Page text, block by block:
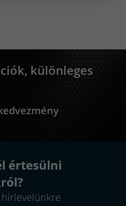
különleges
értesülni